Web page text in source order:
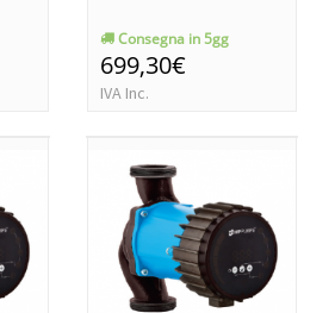
Consegna in 5gg
699,30€
IVA Inc.